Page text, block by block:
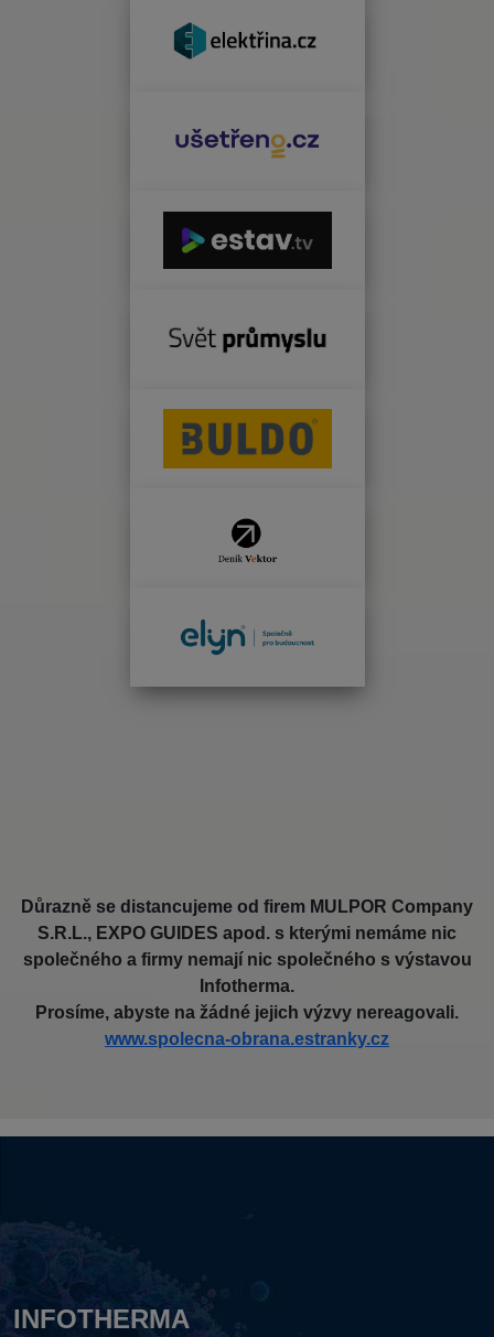
Důrazně se distancujeme od firem MULPOR Company
S.R.L., EXPO GUIDES apod. s kterými nemáme nic
společného a firmy nemají nic společného s výstavou
Infotherma.
Prosíme, abyste na žádné jejich výzvy nereagovali.
www.spolecna-obrana.estranky.cz
INFOTHERMA